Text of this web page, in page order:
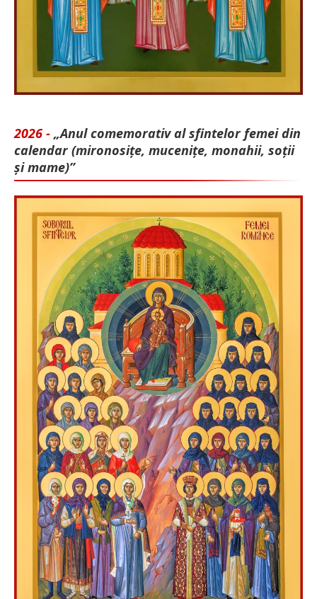
2026 - „Anul comemorativ al sfintelor femei din
calendar (mironosițe, mu­cenițe, monahii, soții
și mame)”